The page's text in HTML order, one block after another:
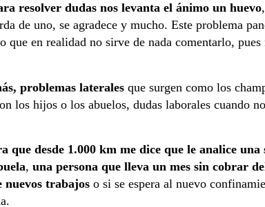
resolver dudas nos levanta el ánimo un huevo
de uno, se agradece y mucho. Este problema
que en realidad no sirve de nada comentarlo, pues
problemas laterales que surgen como los
los hijos o los abuelos, dudas laborales cuando
que desde 1.000 km me dice que le analice una
, una persona que lleva un mes sin cobrar
nuevos trabajos o si se espera al nuevo